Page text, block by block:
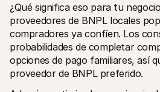
¿Qué significa eso para tu
proveedores de BNPL locales
compradores ya confíen. Los
probabilidades de completar
opciones de pago familiares, así
proveedor de BNPL preferido.